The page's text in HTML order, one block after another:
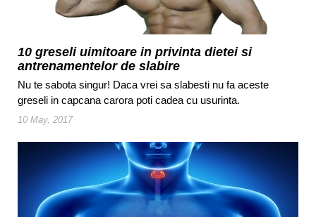
10 greseli uimitoare in privinta dietei si
antrenamentelor de slabire
Nu te sabota singur! Daca vrei sa slabesti nu fa aceste
greseli in capcana carora poti cadea cu usurinta.
10 May, 2017